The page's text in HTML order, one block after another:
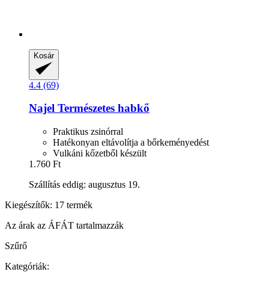
Kosár
4.4 (69)
Najel Természetes habkő
Praktikus zsinórral
Hatékonyan eltávolítja a bőrkeményedést
Vulkáni kőzetből készült
1.760 Ft
Szállítás eddig: augusztus 19.
Kiegészítők: 17 termék
Az árak az ÁFÁT tartalmazzák
Szűrő
Kategóriák: